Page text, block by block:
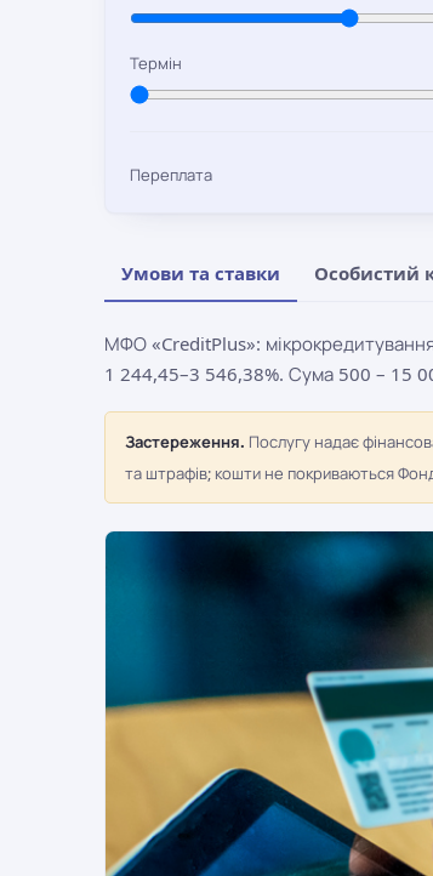
Термін
Переплата
Умови та ставки Особистий
МФО «CreditPlus»:
1 244,45–3 546,38%. Сума 500 – 15
Застереження. Послугу надає
та штрафів; кошти не покриваються